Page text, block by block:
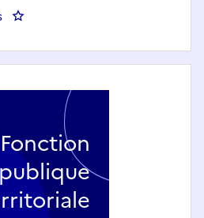
: GESTIONNAIRE BUDGETAIRE
Fonction
publique